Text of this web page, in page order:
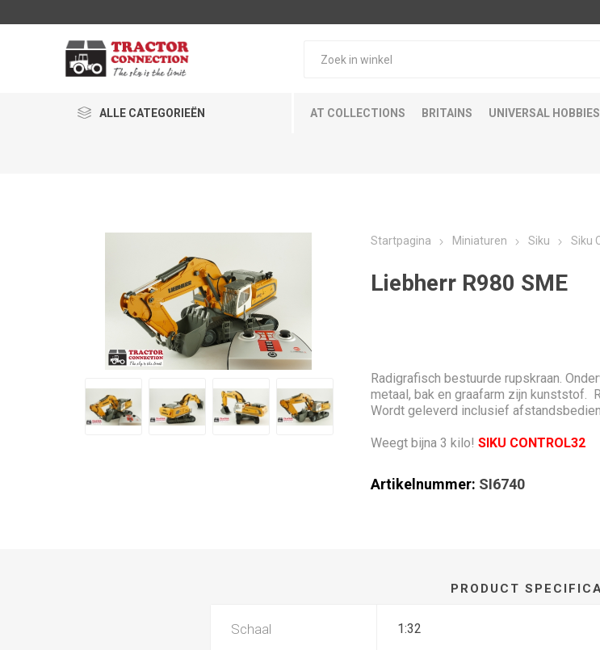
ALLE CATEGORIEËN AT COLLECTIONS BRITAINS UNIVERSAL HOBBIES
Startpagina Miniaturen Siku Siku
Liebherr R980 SME
Radigrafisch bestuurde rupskraan.
metaal, bak en graafarm zijn kunststof.
Wordt geleverd inclusief
Weegt bijna 3 kilo!SIKU CONTROL32
Artikelnummer: SI6740
PRODUCT
Schaal 1:32